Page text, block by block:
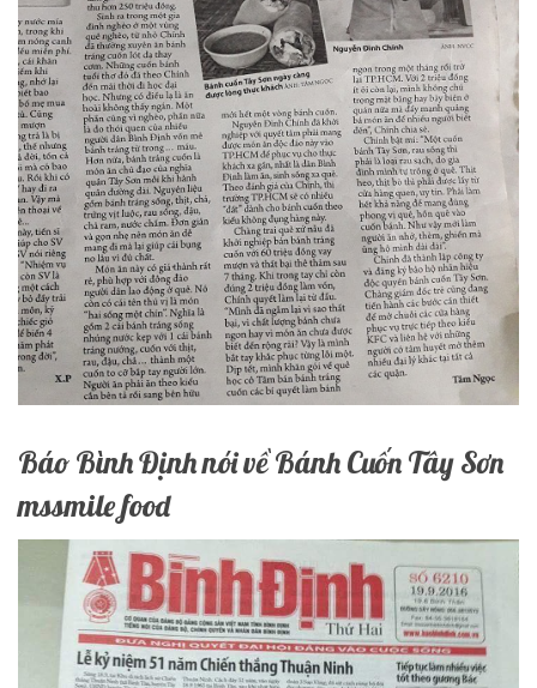
Báo Bình Định nói về Bánh Cuốn Tây Sơn
mssmile food